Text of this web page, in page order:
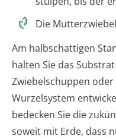
Die
Am halbschattigen
halten Sie das
Zwiebelschuppen
Wurzelsystem
bedecken Sie die
soweit mit Erde, dass